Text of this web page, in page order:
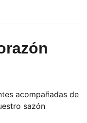
acompañadas de
sazón